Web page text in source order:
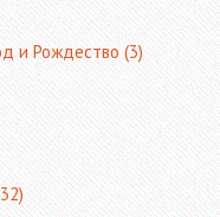
и Рождество(3)